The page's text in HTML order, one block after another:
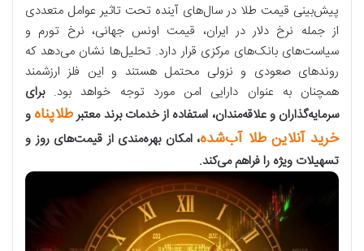
پیش‌بینی قیمت طلا در سال‌های آینده تحت تاثیر عوامل متعددی
از جمله نرخ دلار در ایران، قیمت اونس جهانی، نرخ تورم و
سیاست‌های بانک‌های مرکزی قرار دارد. تحلیل‌ها نشان می‌دهد که
روندهای صعودی و نزولی محتمل هستند و این فلز ارزشمند
همچنان به عنوان دارایی امن مورد توجه خواهد بود.برای
سرمایه‌گذاران و علاقه‌مندان، استفاده از خدمات برند معتبرطلاپناهو
خرید آنلاین طلا آب‌شده، امکان بهره‌مندی از قیمت‌های روز و
تسهیلات ویژه را فراهم می‌کند.